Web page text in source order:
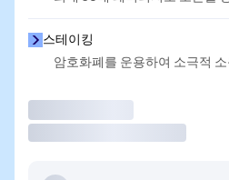
스테이킹
암호화폐를 운용하여 소극적